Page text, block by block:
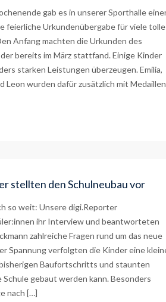
gab es in unserer Sporthalle
feierliche Urkundenübergabe für viele tolle
Anfang machten die Urkunden des
bereits im März stattfand. Einige Kinder
starken Leistungen überzeugen. Emilia,
Leon wurden dafür zusätzlich mit Medaillen
stellten den Schulneubau vor
so weit: Unsere digi.Reporter
ihr Interview und beantworteten
zahlreiche Fragen rund um das neue
Spannung verfolgten die Kinder eine
Baufortschritts und staunten
Schule gebaut werden kann. Besonders
nach […]